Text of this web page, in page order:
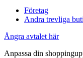
Företag
Andra trevliga
Ångra avtalet här
Anpassa din